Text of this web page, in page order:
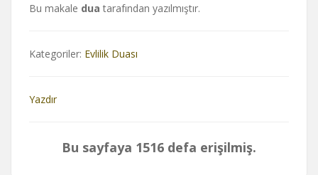
Bu makale dua tarafından yazılmıştır.
Kategoriler: Evlilik Duası
Yazdır
Bu sayfaya 1516 defa erişilmiş.